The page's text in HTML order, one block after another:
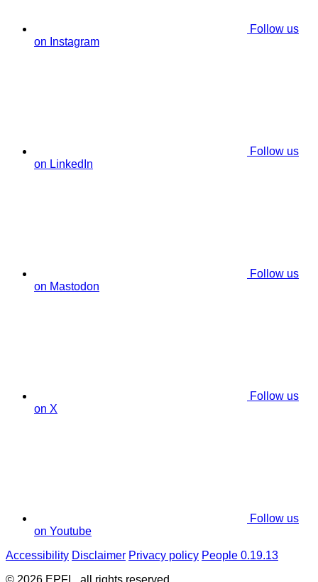
Follow us
on Instagram
Follow us
on LinkedIn
Follow us
on Mastodon
Follow us
on X
Follow us
on Youtube
Accessibility Disclaimer Privacy policy People 0.19.13